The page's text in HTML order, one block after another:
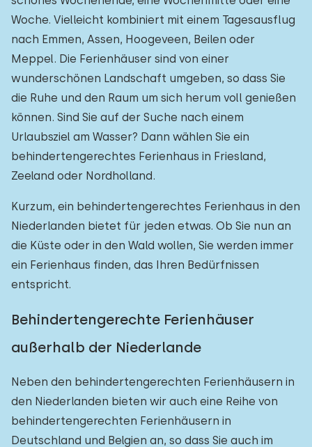
Woche. Vielleicht kombiniert mit einem Tagesausflug
nach Emmen, Assen, Hoogeveen, Beilen oder
Meppel. Die Ferienhäuser sind von einer
wunderschönen Landschaft umgeben, so dass Sie
die Ruhe und den Raum um sich herum voll genießen
können. Sind Sie auf der Suche nach einem
Urlaubsziel am Wasser? Dann wählen Sie ein
behindertengerechtes Ferienhaus in Friesland,
Zeeland oder Nordholland.
Kurzum, ein behindertengerechtes Ferienhaus in den
Niederlanden bietet für jeden etwas. Ob Sie nun an
die Küste oder in den Wald wollen, Sie werden immer
ein Ferienhaus finden, das Ihren Bedürfnissen
entspricht.
Behindertengerechte Ferienhäuser
außerhalb der Niederlande
Neben den behindertengerechten Ferienhäusern in
den Niederlanden bieten wir auch eine Reihe von
behindertengerechten Ferienhäusern in
Deutschland und Belgien an, so dass Sie auch im